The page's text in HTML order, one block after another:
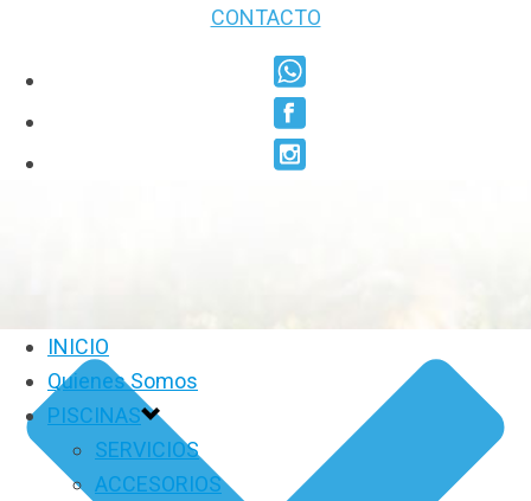
CONTACTO
INICIO
Quienes Somos
PISCINAS
SERVICIOS
ACCESORIOS